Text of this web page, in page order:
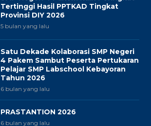
Tertinggi Hasil PPTKAD Tingkat
Provinsi DIY 2026
5 bulan yang lalu
Satu Dekade Kolaborasi SMP Negeri
4 Pakem Sambut Peserta Pertukaran
Pelajar SMP Labschool Kebayoran
Tahun 2026
6 bulan yang lalu
PRASTANTION 2026
6 bulan yang lalu